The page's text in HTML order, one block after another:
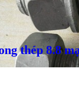
thép 8.8